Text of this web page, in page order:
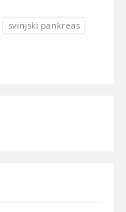
svinjski pankreas